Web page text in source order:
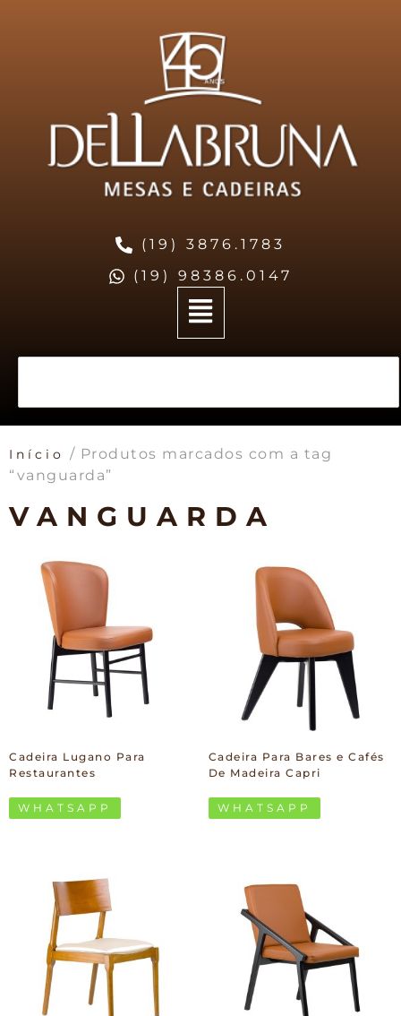
(19) 3876.1783
(19) 98386.0147
Início / Produtos marcados com a tag
“vanguarda”
VANGUARDA
Cadeira Lugano Para
Restaurantes
WHATSAPP
Cadeira Para Bares e Cafés
De Madeira Capri
WHATSAPP